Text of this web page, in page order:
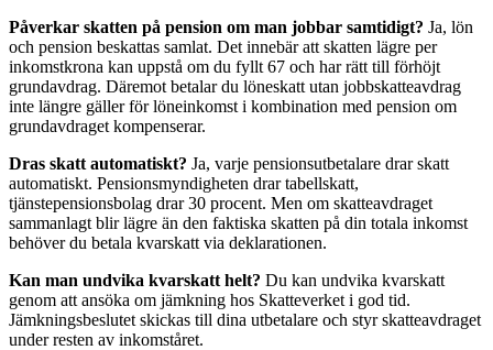
Påverkar skatten på pension om man jobbar samtidigt? Ja, lön
och pension beskattas samlat. Det innebär att skatten lägre per
inkomstkrona kan uppstå om du fyllt 67 och har rätt till förhöjt
grundavdrag. Däremot betalar du löneskatt utan jobbskatteavdrag
inte längre gäller för löneinkomst i kombination med pension om
grundavdraget kompenserar.
Dras skatt automatiskt? Ja, varje pensionsutbetalare drar skatt
automatiskt. Pensionsmyndigheten drar tabellskatt,
tjänstepensionsbolag drar 30 procent. Men om skatteavdraget
sammanlagt blir lägre än den faktiska skatten på din totala inkomst
behöver du betala kvarskatt via deklarationen.
Kan man undvika kvarskatt helt? Du kan undvika kvarskatt
genom att ansöka om jämkning hos Skatteverket i god tid.
Jämkningsbeslutet skickas till dina utbetalare och styr skatteavdraget
under resten av inkomståret.